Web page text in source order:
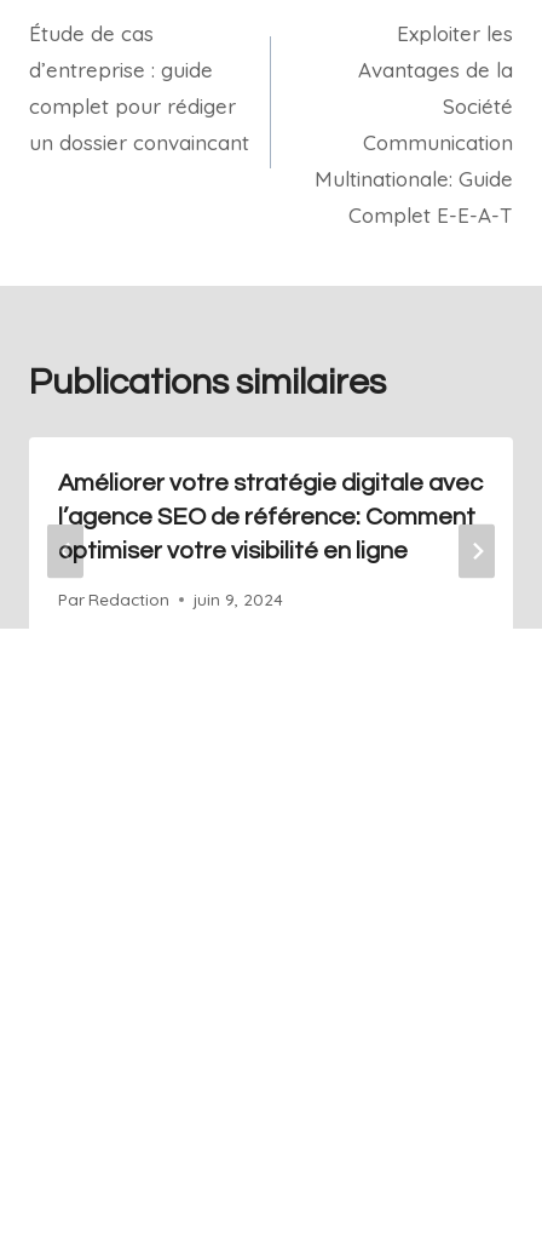
Étude de cas
d’entreprise : guide
complet pour rédiger
un dossier convaincant
Exploiter les
Avantages de la
Société
Communication
Multinationale: Guide
Complet E-E-A-T
Publications similaires
Améliorer votre stratégie digitale avec
l’agence SEO de référence: Comment
optimiser votre visibilité en ligne
Par Redaction juin 9, 2024